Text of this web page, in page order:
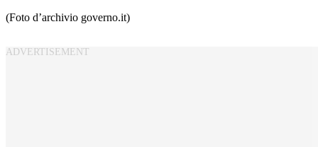
(Foto d’archivio governo.it)